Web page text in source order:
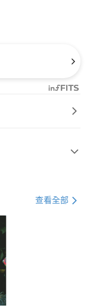
查看全部